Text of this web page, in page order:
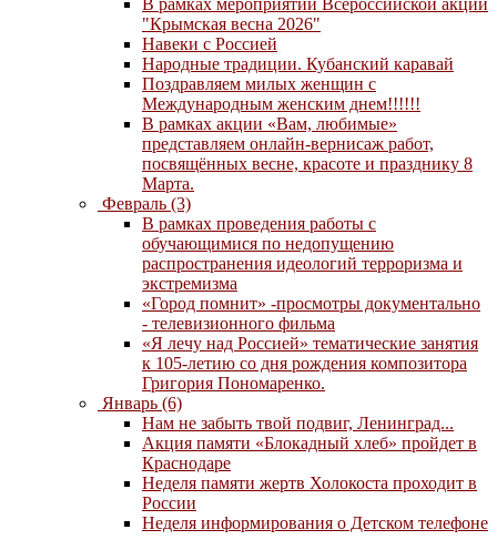
В рамках мероприятий Всероссийской акции
"Крымская весна 2026"
Навеки с Россией
Народные традиции. Кубанский каравай
Поздравляем милых женщин с
Международным женским днем!!!!!!
В рамках акции «Вам, любимые»
представляем онлайн-вернисаж работ,
посвящённых весне, красоте и празднику 8
Марта.
Февраль (3)
В рамках проведения работы с
обучающимися по недопущению
распространения идеологий терроризма и
экстремизма
«Город помнит» -просмотры документально
- телевизионного фильма
«Я лечу над Россией» тематические занятия
к 105-летию со дня рождения композитора
Григория Пономаренко.
Январь (6)
Нам не забыть твой подвиг, Ленинград...
Акция памяти «Блокадный хлеб» пройдет в
Краснодаре
Неделя памяти жертв Холокоста проходит в
России
Неделя информирования о Детском телефоне